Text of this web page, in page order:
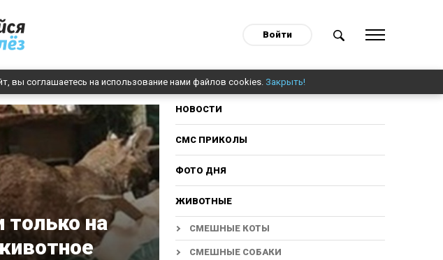
Войти
вы соглашаетесь на использование нами файлов cookies. Закрыть!
на
НОВОСТИ
СМС ПРИКОЛЫ
ФОТО ДНЯ
ЖИВОТНЫЕ
СМЕШНЫЕ КОТЫ
СМЕШНЫЕ СОБАКИ